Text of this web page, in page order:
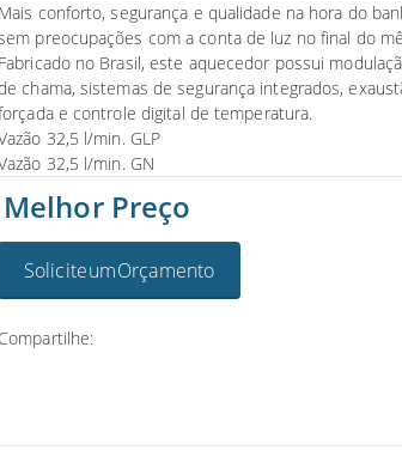
Mais conforto, segurança e qualidade na hora do
preocupações com a conta de luz no final do
Fabricado no Brasil, este aquecedor possui
chama, sistemas de segurança integrados,
e controle digital de temperatura.
32,5 l/min. GLP
32,5 l/min. GN
Melhor Preço
Solicite um Orçamento
Compartilhe: